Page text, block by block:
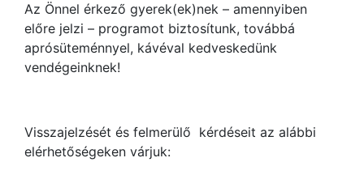
Az Önnel érkező gyerek(ek)nek – amennyiben
előre jelzi – programot biztosítunk, továbbá
aprósüteménnyel, kávéval kedveskedünk
vendégeinknek!
Visszajelzését és felmerülő kérdéseit az alábbi
elérhetőségeken várjuk: